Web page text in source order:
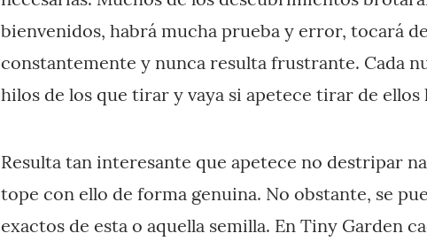
bienvenidos, habrá mucha prueba y error, tocará
constantemente y nunca resulta frustrante. Cada
hilos de los que tirar y vaya si apetece tirar de
Resulta tan interesante que apetece no destripar
tope con ello de forma genuina. No obstante, se
exactos de esta o aquella semilla. En Tiny Garden